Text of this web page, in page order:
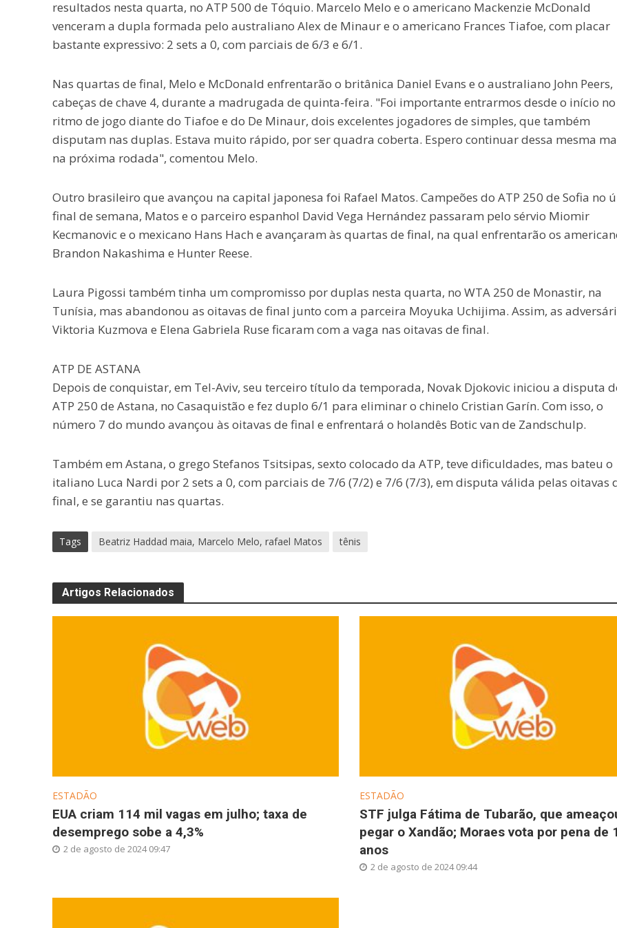
resultados nesta quarta, no ATP 500 de Tóquio. Marcelo Melo e o americano Mackenzie McDonald
venceram a dupla formada pelo australiano Alex de Minaur e o americano Frances Tiafoe, com placar
bastante expressivo: 2 sets a 0, com parciais de 6/3 e 6/1.
Nas quartas de final, Melo e McDonald enfrentarão o britânica Daniel Evans e o australiano John Peers,
cabeças de chave 4, durante a madrugada de quinta-feira. "Foi importante entrarmos desde o início no
ritmo de jogo diante do Tiafoe e do De Minaur, dois excelentes jogadores de simples, que também
disputam nas duplas. Estava muito rápido, por ser quadra coberta. Espero continuar dessa mesma
na próxima rodada", comentou Melo.
Outro brasileiro que avançou na capital japonesa foi Rafael Matos. Campeões do ATP 250 de Sofia no
final de semana, Matos e o parceiro espanhol David Vega Hernández passaram pelo sérvio Miomir
Kecmanovic e o mexicano Hans Hach e avançaram às quartas de final, na qual enfrentarão os
Brandon Nakashima e Hunter Reese.
Laura Pigossi também tinha um compromisso por duplas nesta quarta, no WTA 250 de Monastir, na
Tunísia, mas abandonou as oitavas de final junto com a parceira Moyuka Uchijima. Assim, as
Viktoria Kuzmova e Elena Gabriela Ruse ficaram com a vaga nas oitavas de final.
ATP DE ASTANA
Depois de conquistar, em Tel-Aviv, seu terceiro título da temporada, Novak Djokovic iniciou a disputa
ATP 250 de Astana, no Casaquistão e fez duplo 6/1 para eliminar o chinelo Cristian Garín. Com isso, o
número 7 do mundo avançou às oitavas de final e enfrentará o holandês Botic van de Zandschulp.
Também em Astana, o grego Stefanos Tsitsipas, sexto colocado da ATP, teve dificuldades, mas bateu o
italiano Luca Nardi por 2 sets a 0, com parciais de 7/6 (7/2) e 7/6 (7/3), em disputa válida pelas oitavas
final, e se garantiu nas quartas.
Tags Beatriz Haddad maia, Marcelo Melo, rafael Matos tênis
Artigos Relacionados
ESTADÃO
EUA criam 114 mil vagas em julho; taxa de
desemprego sobe a 4,3%
2 de agosto de 2024 09:47
ESTADÃO
STF julga Fátima de Tubarão, que
pegar o Xandão; Moraes vota por pena de
anos
2 de agosto de 2024 09:44